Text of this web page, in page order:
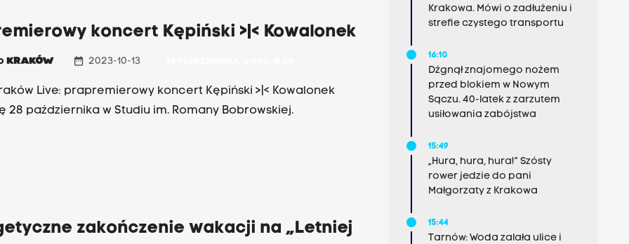
koncert Kępiński >|< Kowalonek
KRAKÓW date_range 2023-10-13
Live: prapremierowy koncert Kępiński >|< Kowalonek
28 października w Studiu im. Romany Bobrowskiej.
zakończenie wakacji na „Letniej
Krakowa. Mówi o zadłużeniu i
strefie czystego transportu
16:10
Dźgnął znajomego nożem
przed blokiem w Nowym
Sączu. 40-latek z zarzutem
usiłowania zabójstwa
15:49
„Hura, hura, hura!” Szósty
rower jedzie do pani
Małgorzaty z Krakowa
15:44
Tarnów: Woda zalała ulice i